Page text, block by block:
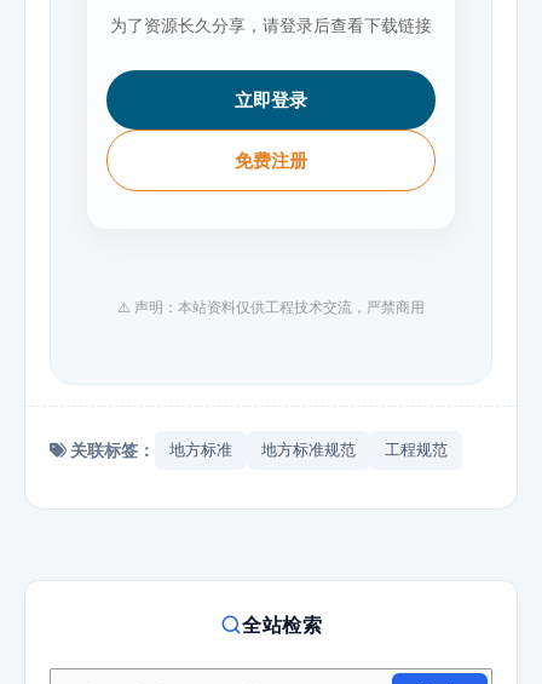
为了资源长久分享，请登录后查看下载链接
立即登录
免费注册
⚠️ 声明：本站资料仅供工程技术交流，严禁商用
关联标签： 地方标准 地方标准规范 工程规范
全站检索